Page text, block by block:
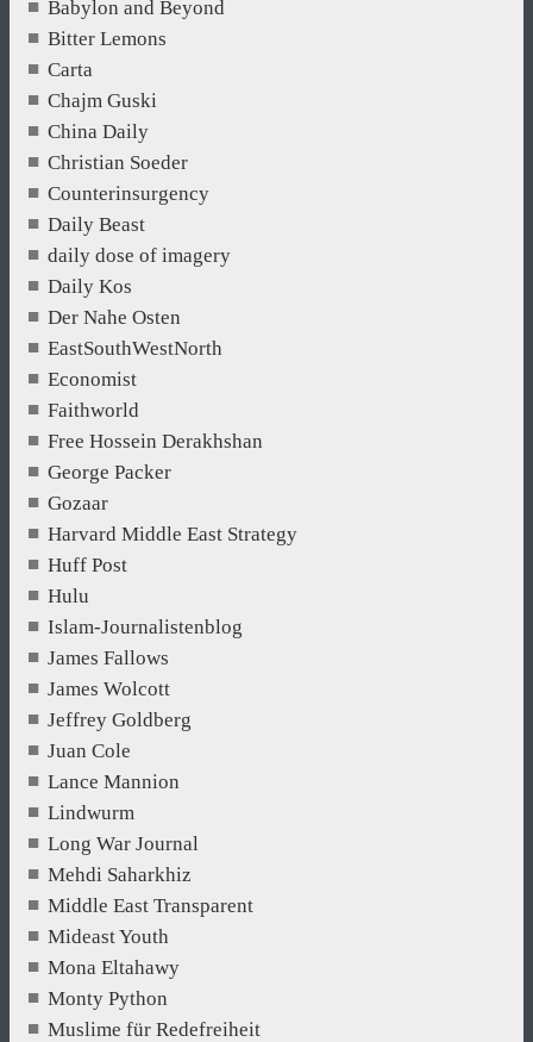
Babylon and Beyond
Bitter Lemons
Carta
Chajm Guski
China Daily
Christian Soeder
Counterinsurgency
Daily Beast
daily dose of imagery
Daily Kos
Der Nahe Osten
EastSouthWestNorth
Economist
Faithworld
Free Hossein Derakhshan
George Packer
Gozaar
Harvard Middle East Strategy
Huff Post
Hulu
Islam-Journalistenblog
James Fallows
James Wolcott
Jeffrey Goldberg
Juan Cole
Lance Mannion
Lindwurm
Long War Journal
Mehdi Saharkhiz
Middle East Transparent
Mideast Youth
Mona Eltahawy
Monty Python
Muslime für Redefreiheit